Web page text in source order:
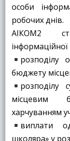
особи
робочих днів.
АІКОМ2
розподілу
бюджету
розподілу
місцевим
харчуванням
виплати
школяра» у